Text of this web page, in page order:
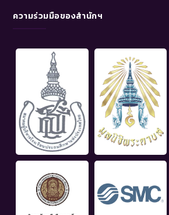
ความร่วมมือของสำนักฯ